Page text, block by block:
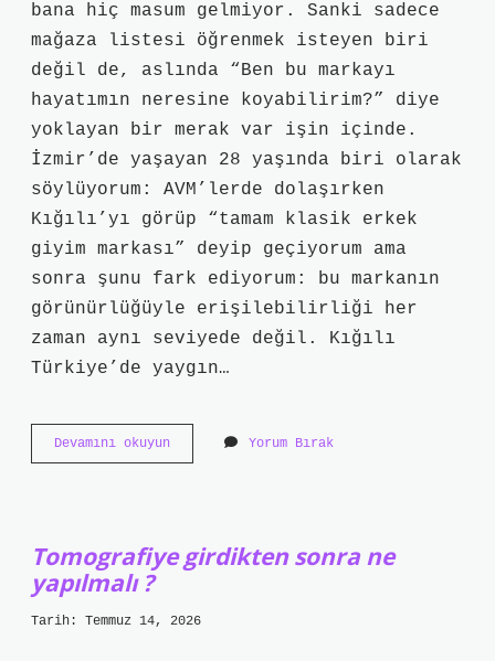
bana hiç masum gelmiyor. Sanki sadece
mağaza listesi öğrenmek isteyen biri
değil de, aslında “Ben bu markayı
hayatımın neresine koyabilirim?” diye
yoklayan bir merak var işin içinde.
İzmir’de yaşayan 28 yaşında biri olarak
söylüyorum: AVM’lerde dolaşırken
Kığılı’yı görüp “tamam klasik erkek
giyim markası” deyip geçiyorum ama
sonra şunu fark ediyorum: bu markanın
görünürlüğüyle erişilebilirliği her
zaman aynı seviyede değil. Kığılı
Türkiye’de yaygın…
Devamını okuyun
hangi
Yorum Bırak
Tomografiye girdikten sonra ne
yapılmalı ?
Tarih: Temmuz 14, 2026